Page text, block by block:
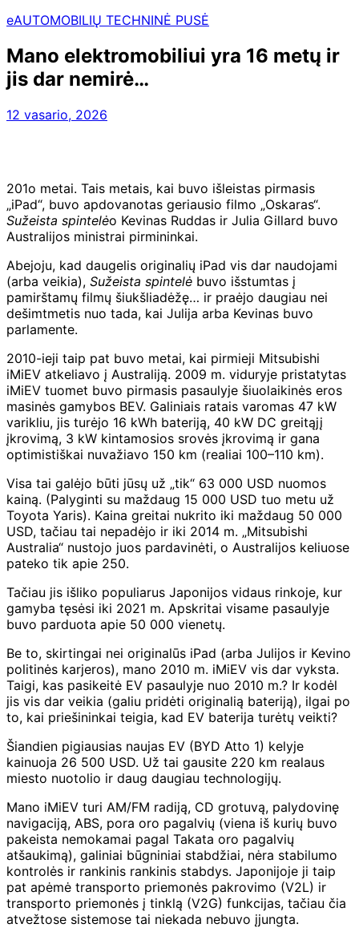
eAUTOMOBILIŲ TECHNINĖ PUSĖ
Mano elektromobiliui yra 16 metų ir
jis dar nemirė…
12 vasario, 2026
201o metai. Tais metais, kai buvo išleistas pirmasis
„iPad“, buvo apdovanotas geriausio filmo „Oskaras“.
Sužeista spintelėo Kevinas Ruddas ir Julia Gillard buvo
Australijos ministrai pirmininkai.
Abejoju, kad daugelis originalių iPad vis dar naudojami
(arba veikia), Sužeista spintelė buvo išstumtas į
pamirštamų filmų šiukšliadėžę… ir praėjo daugiau nei
dešimtmetis nuo tada, kai Julija arba Kevinas buvo
parlamente.
2010-ieji taip pat buvo metai, kai pirmieji Mitsubishi
iMiEV atkeliavo į Australiją. 2009 m. viduryje pristatytas
iMiEV tuomet buvo pirmasis pasaulyje šiuolaikinės eros
masinės gamybos BEV. Galiniais ratais varomas 47 kW
varikliu, jis turėjo 16 kWh bateriją, 40 kW DC greitąjį
įkrovimą, 3 kW kintamosios srovės įkrovimą ir gana
optimistiškai nuvažiavo 150 km (realiai 100–110 km).
Visa tai galėjo būti jūsų už „tik“ 63 000 USD nuomos
kainą. (Palyginti su maždaug 15 000 USD tuo metu už
Toyota Yaris). Kaina greitai nukrito iki maždaug 50 000
USD, tačiau tai nepadėjo ir iki 2014 m. „Mitsubishi
Australia“ nustojo juos pardavinėti, o Australijos keliuose
pateko tik apie 250.
Tačiau jis išliko populiarus Japonijos vidaus rinkoje, kur
gamyba tęsėsi iki 2021 m. Apskritai visame pasaulyje
buvo parduota apie 50 000 vienetų.
Be to, skirtingai nei originalūs iPad (arba Julijos ir Kevino
politinės karjeros), mano 2010 m. iMiEV vis dar vyksta.
Taigi, kas pasikeitė EV pasaulyje nuo 2010 m.? Ir kodėl
jis vis dar veikia (galiu pridėti originalią bateriją), ilgai po
to, kai priešininkai teigia, kad EV baterija turėtų veikti?
Šiandien pigiausias naujas EV (BYD Atto 1) kelyje
kainuoja 26 500 USD. Už tai gausite 220 km realaus
miesto nuotolio ir daug daugiau technologijų.
Mano iMiEV turi AM/FM radiją, CD grotuvą, palydovinę
navigaciją, ABS, pora oro pagalvių (viena iš kurių buvo
pakeista nemokamai pagal Takata oro pagalvių
atšaukimą), galiniai būgniniai stabdžiai, nėra stabilumo
kontrolės ir rankinis rankinis stabdys. Japonijoje ji taip
pat apėmė transporto priemonės pakrovimo (V2L) ir
transporto priemonės į tinklą (V2G) funkcijas, tačiau čia
atvežtose sistemose tai niekada nebuvo įjungta.